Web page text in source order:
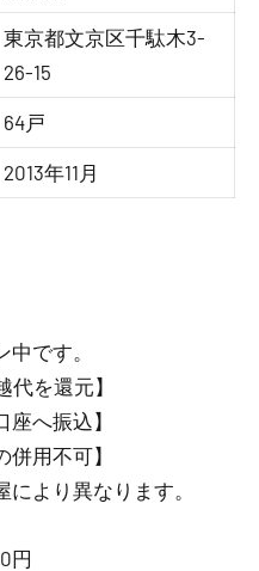
東京都文京区千駄木3-
26-15
64戸
2013年11月
です。
を還元】
へ振込】
用不可】
より異なります。
円